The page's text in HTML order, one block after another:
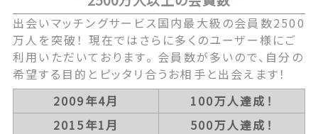
出会いマッチングサービス国内最大級の会員数2500
万人を突破！ 現在ではさらに多くのユーザー様にご
利用いただいております。 会員数が多いので、自分の
希望する目的とピッタリ合うお相手と出会えます！
2009年4月
100万人達成！
2015年1月
500万人達成！